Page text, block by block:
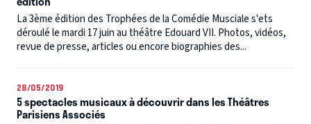
La 3ème édition des Trophées de la Comédie Musciale s'ets
déroulé le mardi 17 juin au théâtre Edouard VII. Photos, vidéos,
revue de presse, articles ou encore biographies des...
28/05/2019
5 spectacles musicaux à découvrir dans les Théâtres
Parisiens Associés